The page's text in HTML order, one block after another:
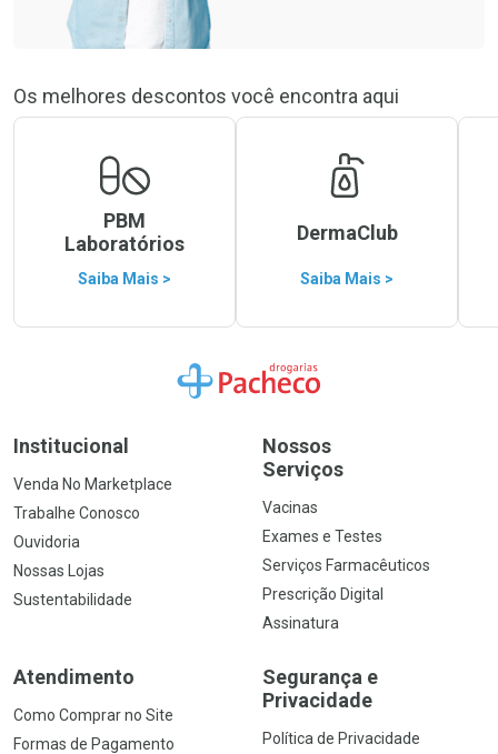
Os melhores descontos você encontra aqui
PBM
Laboratórios
Saiba Mais >
DermaClub
Saiba Mais >
Ir para a Home
Institucional
Venda No Marketplace
Trabalhe Conosco
Ouvidoria
Nossas Lojas
Sustentabilidade
Nossos
Serviços
Vacinas
Exames e Testes
Serviços Farmacêuticos
Prescrição Digital
Assinatura
Atendimento
Como Comprar no Site
Formas de Pagamento
Segurança e
Privacidade
Política de Privacidade